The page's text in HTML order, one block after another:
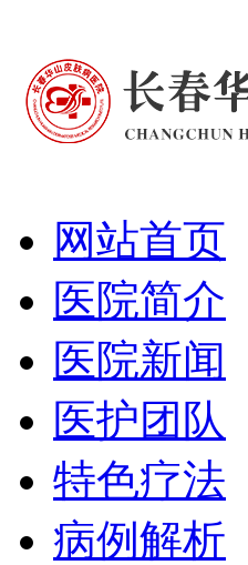
网站首页
医院简介
医院新闻
医护团队
特色疗法
病例解析